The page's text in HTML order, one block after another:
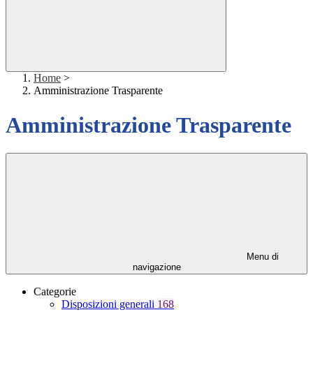
Home >
Amministrazione Trasparente
Amministrazione Trasparente
Menu di
navigazione
Categorie
Disposizioni generali 168